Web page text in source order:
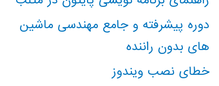
دوره پیشرفته و جامع مهندسی ماشین
های بدون راننده
خطای نصب ویندوز